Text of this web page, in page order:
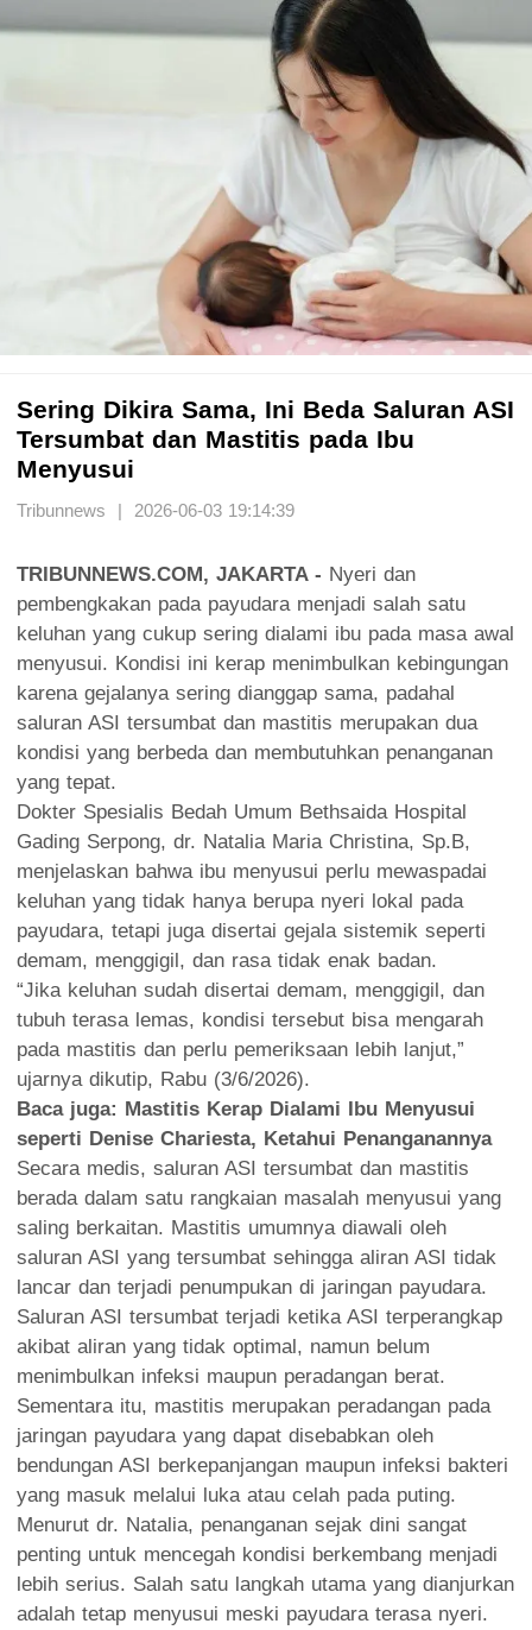
Sering Dikira Sama, Ini Beda Saluran ASI
Tersumbat dan Mastitis pada Ibu
Menyusui
Tribunnews | 2026-06-03 19:14:39
TRIBUNNEWS.COM, JAKARTA - Nyeri dan
pembengkakan pada payudara menjadi salah satu
keluhan yang cukup sering dialami ibu pada masa awal
menyusui. Kondisi ini kerap menimbulkan kebingungan
karena gejalanya sering dianggap sama, padahal
saluran ASI tersumbat dan mastitis merupakan dua
kondisi yang berbeda dan membutuhkan penanganan
yang tepat.
Dokter Spesialis Bedah Umum Bethsaida Hospital
Gading Serpong, dr. Natalia Maria Christina, Sp.B,
menjelaskan bahwa ibu menyusui perlu mewaspadai
keluhan yang tidak hanya berupa nyeri lokal pada
payudara, tetapi juga disertai gejala sistemik seperti
demam, menggigil, dan rasa tidak enak badan.
“Jika keluhan sudah disertai demam, menggigil, dan
tubuh terasa lemas, kondisi tersebut bisa mengarah
pada mastitis dan perlu pemeriksaan lebih lanjut,”
ujarnya dikutip, Rabu (3/6/2026).
Baca juga: Mastitis Kerap Dialami Ibu Menyusui
seperti Denise Chariesta, Ketahui Penanganannya
Secara medis, saluran ASI tersumbat dan mastitis
berada dalam satu rangkaian masalah menyusui yang
saling berkaitan. Mastitis umumnya diawali oleh
saluran ASI yang tersumbat sehingga aliran ASI tidak
lancar dan terjadi penumpukan di jaringan payudara.
Saluran ASI tersumbat terjadi ketika ASI terperangkap
akibat aliran yang tidak optimal, namun belum
menimbulkan infeksi maupun peradangan berat.
Sementara itu, mastitis merupakan peradangan pada
jaringan payudara yang dapat disebabkan oleh
bendungan ASI berkepanjangan maupun infeksi bakteri
yang masuk melalui luka atau celah pada puting.
Menurut dr. Natalia, penanganan sejak dini sangat
penting untuk mencegah kondisi berkembang menjadi
lebih serius. Salah satu langkah utama yang dianjurkan
adalah tetap menyusui meski payudara terasa nyeri.